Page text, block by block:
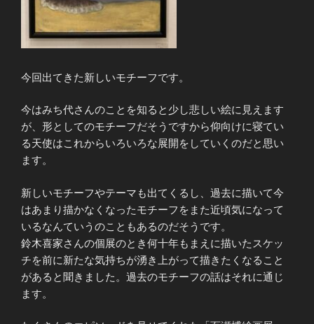
今回出てきた新しいモチーフです。
今はみち代さんのことを知ると少し悲しい絵に見えます
が、形としてのモチーフだそうですから仰向けに寝てい
る天使はこれからいろいろな展開をしていくのだと思い
ます。
新しいモチーフやテーマも出てくるし、過去に描いて今
はあまり描かなくなったモチーフをまた近頃気になって
いるなんていうのこともあるのだそうです。
鈴木喜家さんの個展のとき何十年もまえに描いたスケッ
チを前に新たな気持ちが湧き上がって描きたくなること
があると聞きました。過去のモチーフの話はそれに通じ
ます。